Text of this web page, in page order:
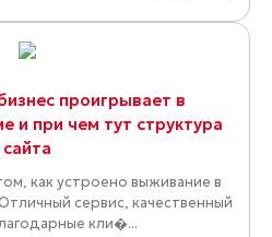
проигрывает в
и при чем тут структура
сайта
как устроено выживание в
сервис, качественный
кли�...